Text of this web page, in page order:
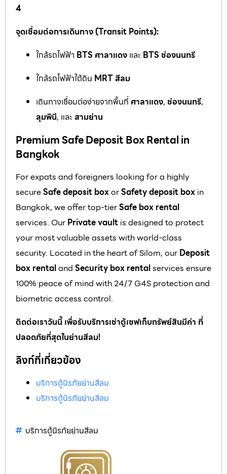
4
จุดเชื่อมต่อการเดินทาง (Transit Points):
ใกล้รถไฟฟ้า BTS ศาลาแดง และ BTS ช่องนนทรี
ใกล้รถไฟฟ้าใต้ดิน MRT สีลม
เดินทางเชื่อมต่อง่ายจากพื้นที่ ศาลาแดง, ช่องนนทรี,
ลุมพินี, และ สามย่าน
Premium Safe Deposit Box Rental in
Bangkok
For expats and foreigners looking for a highly
secureSafe deposit boxorSafety deposit box in
Bangkok, we offer top-tierSafe box rental
services. Our Private vault is designed to protect
your most valuable assets with world-class
security. Located in the heart of Silom, our Deposit
box rentaland Security box rentalservices ensure
100% peace of mind with 24/7 G4S protection and
biometric access control.
ติดต่อเราวันนี้ เพื่อรับบริการเช่าตู้เซฟเก็บทรัพย์สินมีค่า ที่
ปลอดภัยที่สุดในย่านสีลม!
ลิงก์ที่เกี่ยวข้อง
บริการตู้นิรภัยย่านสีลม
บริการตู้นิรภัยย่านสีลม
บริการตู้นิรภัยย่านสีลม